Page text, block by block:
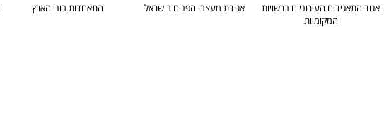
אגוד התאגידים העירוניים ברשויות
המקומיות
אגודת מעצבי הפנים בישראל התאחדות בוני הארץ